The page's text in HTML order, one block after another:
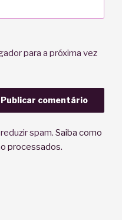
para a próxima vez
spam. Saiba como
processados.